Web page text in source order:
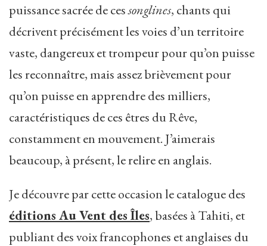
puissance sacrée de cessonglines, chants qui
décrivent précisément les voies d’un territoire
vaste, dangereux et trompeur pour qu’on puisse
les reconnaître, mais assez brièvement pour
qu’on puisse en apprendre des milliers,
caractéristiques de ces êtres du Rêve,
constamment en mouvement. J’aimerais
beaucoup, à présent, le relire en anglais.
Je découvre par cette occasion le catalogue des
éditions Au Vent des Îles, basées à Tahiti, et
publiant des voix francophones et anglaises du